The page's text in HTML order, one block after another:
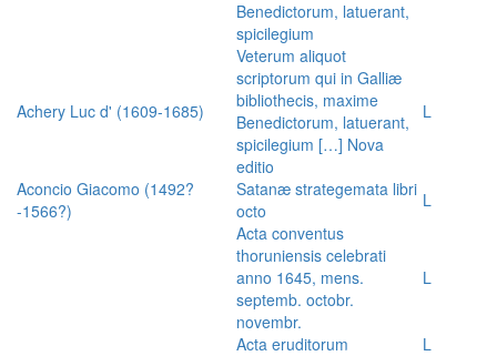
Benedictorum, latuerant,
spicilegium
Achery Luc d' (1609-1685)
Veterum aliquot
scriptorum qui in Galliæ
bibliothecis, maxime
Benedictorum, latuerant,
spicilegium […] Nova
editio
L
Aconcio Giacomo (1492?
-1566?)
Satanæ strategemata libri
octo
L
Acta conventus
thoruniensis celebrati
anno 1645, mens.
septemb. octobr.
novembr.
L
Acta eruditorum
L